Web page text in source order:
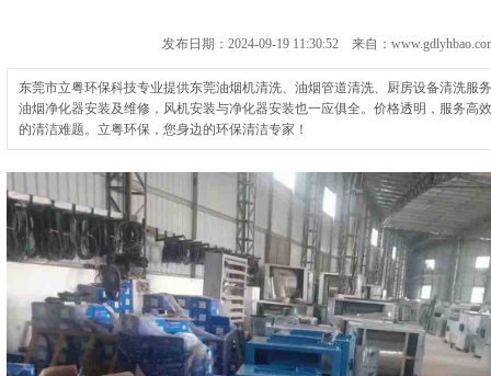
发布日期：2024-09-19 11:30:52 来自：
东莞市立粤环保科技专业提供东莞油烟机清洗、油烟管道清洗、厨房设备清洗服
油烟净化器安装及维修，风机安装与净化器安装也一应俱全。价格透明，服务高
的清洁难题。立粤环保，您身边的环保清洁专家！